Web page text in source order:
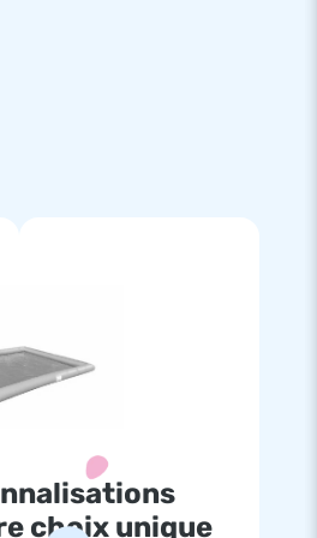
choix unique